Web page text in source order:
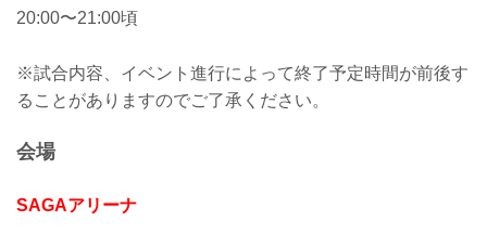
20:00〜21:00頃
※試合内容、イベント進行によって終了予定時間が前後す
ることがありますのでご了承ください。
会場
SAGAアリーナ